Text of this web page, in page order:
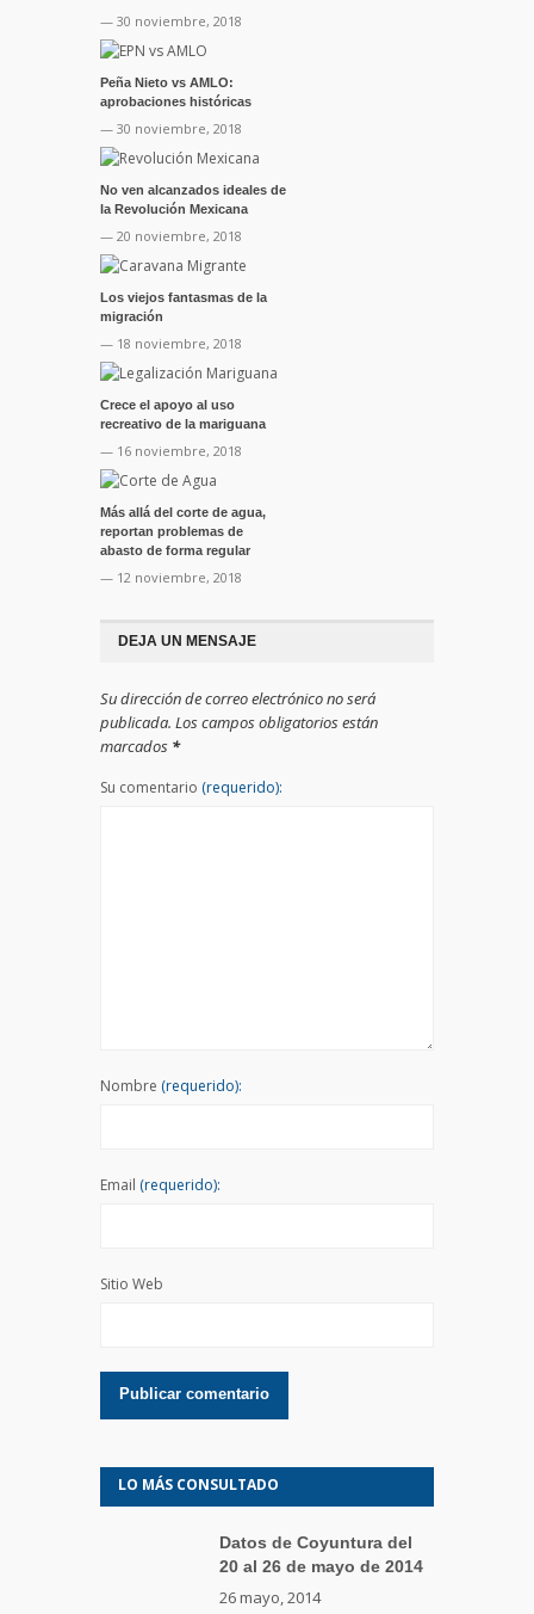
— 30 noviembre, 2018
Peña Nieto vs AMLO:
aprobaciones históricas
— 30 noviembre, 2018
No ven alcanzados ideales de
la Revolución Mexicana
— 20 noviembre, 2018
Los viejos fantasmas de la
migración
— 18 noviembre, 2018
Crece el apoyo al uso
recreativo de la mariguana
— 16 noviembre, 2018
Más allá del corte de agua,
reportan problemas de
abasto de forma regular
— 12 noviembre, 2018
DEJA UN MENSAJE
Su dirección de correo electrónico no será
publicada. Los campos obligatorios están
marcados *
Su comentario (requerido):
Nombre (requerido):
Email (requerido):
Sitio Web
LO MÁS CONSULTADO
Datos de Coyuntura del
20 al 26 de mayo de 2014
26 mayo, 2014